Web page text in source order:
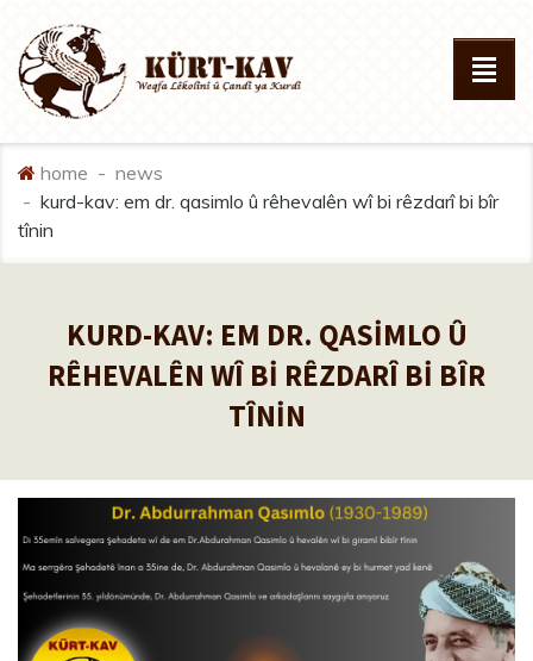
home
news
kurd-kav: em dr. qasi̇mlo û rêhevalên wî bi̇ rêzdarî bi̇ bîr
tîni̇n
KURD-KAV: EM DR. QASİMLO Û
RÊHEVALÊN WÎ Bİ RÊZDARÎ Bİ BÎR
TÎNİN